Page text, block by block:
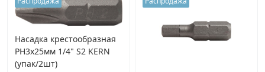
Насадка крестообразная
PH3х25мм 1/4" S2 KERN
(упак/2шт)